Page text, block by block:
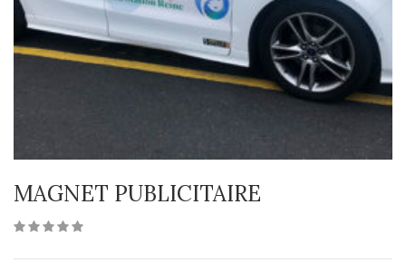
MAGNET PUBLICITAIRE